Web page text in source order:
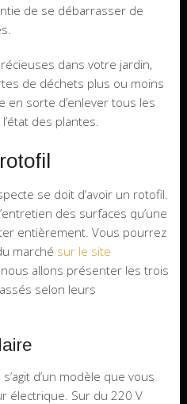
de se débarrasser de
dans votre jardin,
de déchets plus ou moins
en sorte d’enlever tous les
des plantes.
se doit d’avoir un rotofil.
des surfaces qu’une
entièrement. Vous pourrez
marché sur le site
nous allons présenter les trois
selon leurs
d’un modèle que vous
électrique. Sur du 220 V